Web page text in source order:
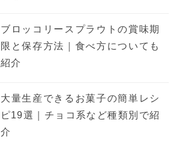
ブロッコリースプラウトの賞味期
限と保存方法｜食べ方についても
紹介
大量生産できるお菓子の簡単レシ
ピ19選｜チョコ系など種類別で紹
介